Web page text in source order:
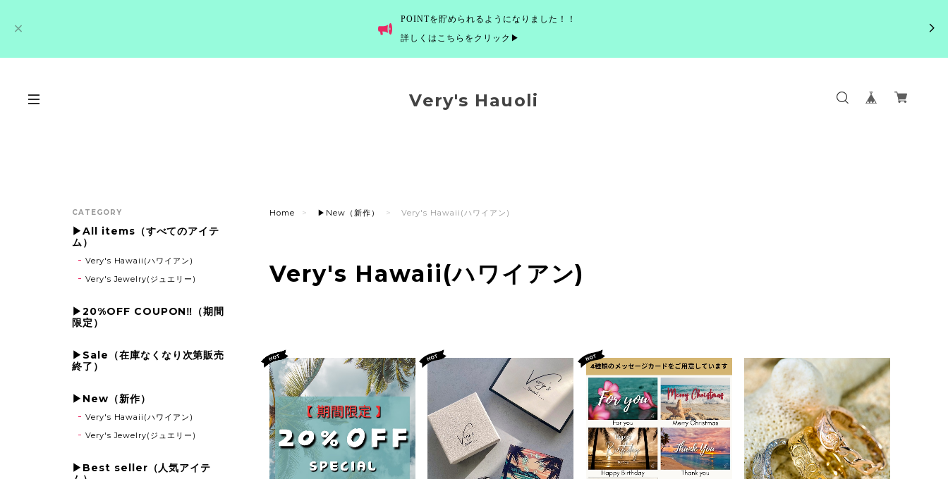
POINTを貯められるようになりました！！
詳しくはこちらをクリック▶
Very's Hauoli
Home ▶New（新作） Very's Hawaii(ハワイアン)
Very's Hawaii(ハワイアン)
CATEGORY
▶All items（すべてのアイテ
ム）
Very's Hawaii(ハワイアン)
Very's Jewelry(ジュエリー)
▶20%OFF COUPON‼（期間
限定）
▶Sale（在庫なくなり次第販売
終了）
▶New（新作）
Very's Hawaii(ハワイアン)
Very's Jewelry(ジュエリー)
▶Best seller（人気アイテ